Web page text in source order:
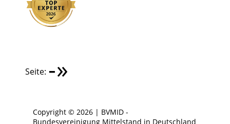
Seite: -»
Copyright © 2026 | BVMID -
Bundesvereinigung Mittelstand in Deutschland